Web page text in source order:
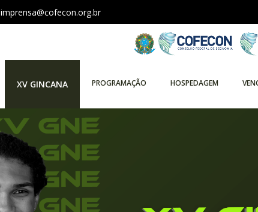
imprensa@cofecon.org.br
XV GINCANA PROGRAMAÇÃO HOSPEDAGEM